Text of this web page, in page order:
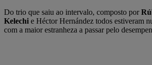
Do trio que saiu ao intervalo, composto por
Kelechi e Héctor Hernández todos estiveram
com a maior estranheza a passar pelo